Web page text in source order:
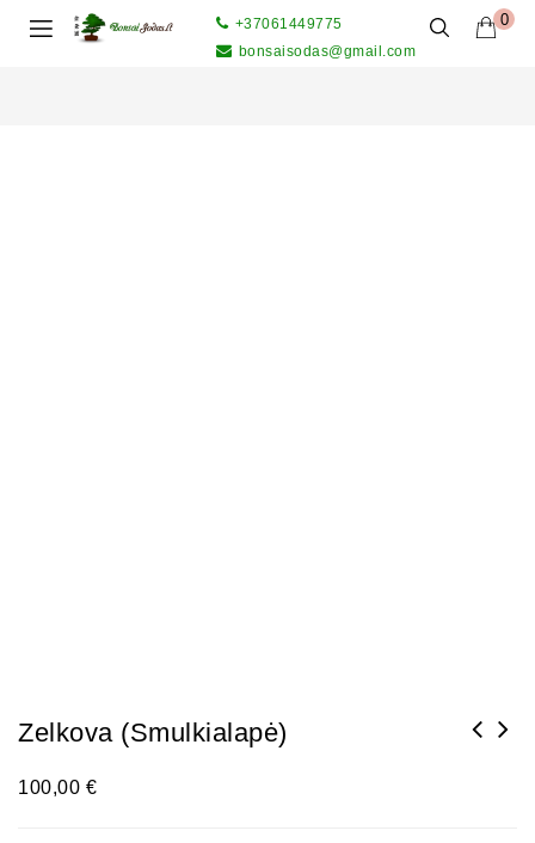
0
+37061449775
bonsaisodas@gmail.com
Zelkova (smulkialapė)
100,00€